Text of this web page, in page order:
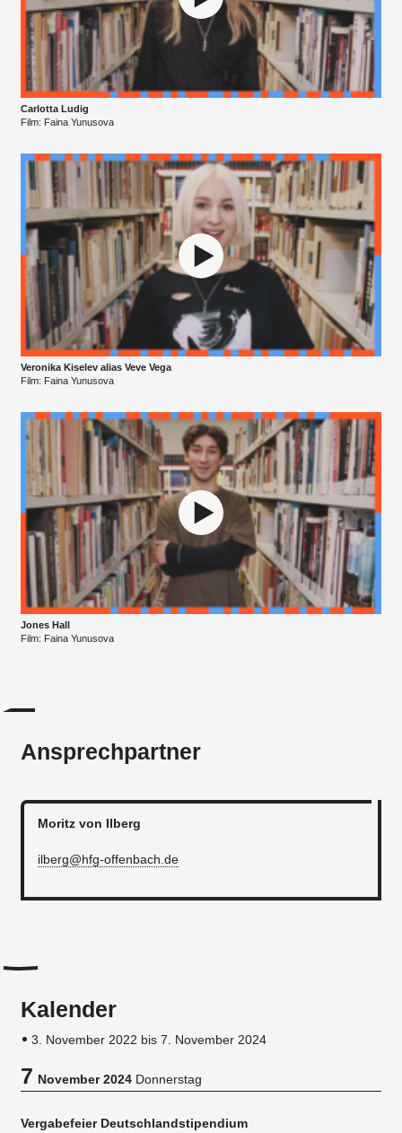
Carlotta Ludig
Film: Faina Yunusova
Veronika Kiselev alias Veve Vega
Film: Faina Yunusova
Jones Hall
Film: Faina Yunusova
Ansprechpartner
Moritz von Ilberg
ilberg@hfg-offenbach.de
Kalender
3. November 2022 bis 7. November 2024
7November 2024 Donnerstag
Vergabefeier Deutschlandstipendium